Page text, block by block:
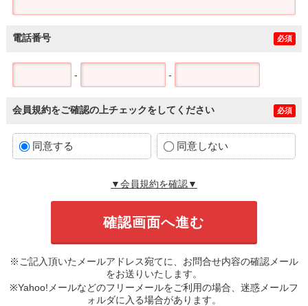
電話番号 必須
- -
会員規約をご確認の上チェックをしてください 必須
同意する 同意しない
▼会員規約を確認▼
※ご記入頂いたメールアドレス宛てに、お問合せ内容の確認メール
をお送りいたします。
※Yahoo!メールなどのフリーメールをご利用の場合、迷惑メールフ
ォルダに入る場合があります。